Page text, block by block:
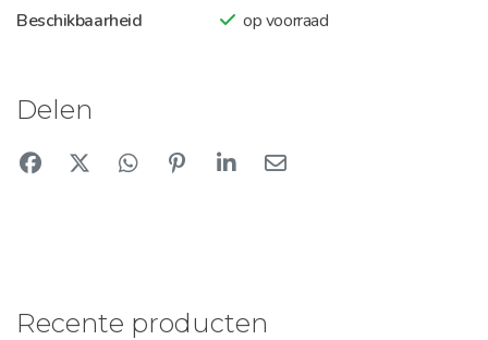
Beschikbaarheid
op voorraad
Delen
Recente producten